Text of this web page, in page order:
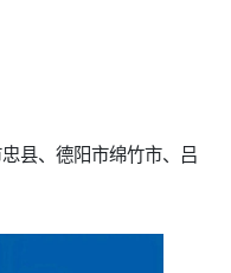
县、德阳市绵竹市、吕